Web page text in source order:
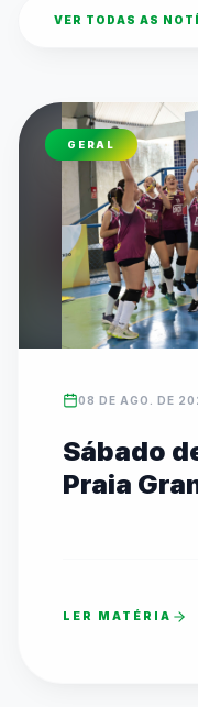
VER TODAS AS
GERAL
08 DE AGO. DE
Sábado
Praia
LER MATÉRIA